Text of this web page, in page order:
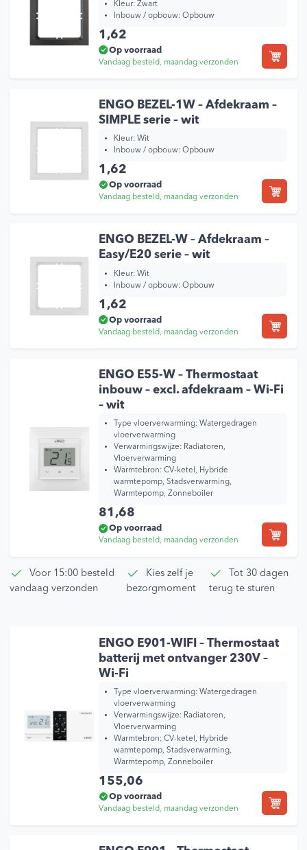
Kleur: Zwart
Inbouw / opbouw: Opbouw
1,62
Op voorraad
Vandaag besteld, maandag verzonden
ENGO BEZEL-1W – Afdekraam –
SIMPLE serie – wit
Kleur: Wit
Inbouw / opbouw: Opbouw
1,62
Op voorraad
Vandaag besteld, maandag verzonden
ENGO BEZEL-W – Afdekraam –
Easy/E20 serie – wit
Kleur: Wit
Inbouw / opbouw: Opbouw
1,62
Op voorraad
Vandaag besteld, maandag verzonden
ENGO E55-W – Thermostaat
inbouw – excl. afdekraam – Wi-Fi
– wit
Type vloerverwarming: Watergedragen
vloerverwarming
Verwarmingswijze: Radiatoren,
Vloerverwarming
Warmtebron: CV-ketel, Hybride
warmtepomp, Stadsverwarming,
Warmtepomp, Zonneboiler
81,68
Op voorraad
Vandaag besteld, maandag verzonden
Voor 15:00 besteld
vandaag verzonden
Kies zelf je
bezorgmoment
Tot 30 dagen
terug te sturen
ENGO E901-WIFI – Thermostaat
batterij met ontvanger 230V –
Wi-Fi
Type vloerverwarming: Watergedragen
vloerverwarming
Verwarmingswijze: Radiatoren,
Vloerverwarming
Warmtebron: CV-ketel, Hybride
warmtepomp, Stadsverwarming,
Warmtepomp, Zonneboiler
155,06
Op voorraad
Vandaag besteld, maandag verzonden